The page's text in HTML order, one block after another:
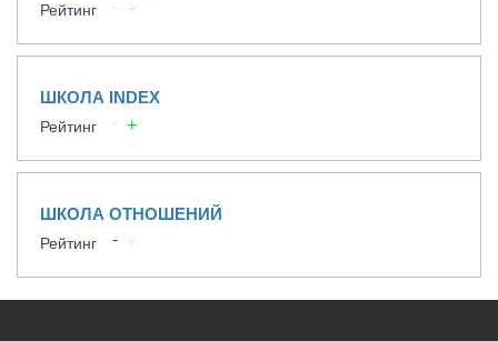
Рейтинг
ШКОЛА INDEX
Рейтинг
ШКОЛА ОТНОШЕНИЙ
Рейтинг